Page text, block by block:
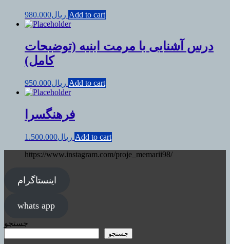
ریال980.000 Add to cart
درس آشنایی با مرمت ابنیه (توضیحات
کامل)
ریال950.000 Add to cart
فرهنگسرا
ریال1.500.000
Add to cart
https://www.instagram.com/proje_memarii98/
اینستاگرام
whats app
جستجو
جستجو